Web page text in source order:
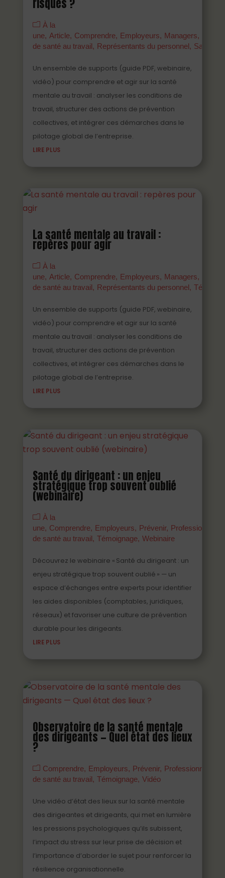
risques ?
À la
une
Article Comprendre Employeurs Managers
de santé au travail
Représentants du personnel Salariés
Un ensemble de supports (guide PDF, webinaire,
vidéo) pour comprendre et agir sur la santé
mentale au travail : analyser les conditions de
travail, structurer des actions de prévention
collectives, et intégrer ces démarches dans le
pilotage global de l’entreprise.
LIRE PLUS
La santé mentale au travail :
repères pour agir
À la
une
Article Comprendre Employeurs Managers
de santé au travail
Représentants du personnel
Un ensemble de supports (guide PDF, webinaire,
vidéo) pour comprendre et agir sur la santé
mentale au travail : analyser les conditions de
travail, structurer des actions de prévention
collectives, et intégrer ces démarches dans le
pilotage global de l’entreprise.
LIRE PLUS
Santé du dirigeant : un enjeu
stratégique trop souvent oublié
(webinaire)
À la
une
Comprendre Employeurs Prévenir
Professionnels
de santé au travail Témoignage Webinaire
Découvrez le webinaire « Santé du dirigeant : un
enjeu stratégique trop souvent oublié » — un
espace d’échanges entre experts pour identifier
les aides disponibles (comptables, juridiques,
réseaux) et favoriser une culture de prévention
durable pour les dirigeants.
LIRE PLUS
Observatoire de la santé mentale
des dirigeants — Quel état des lieux
?
Comprendre Employeurs Prévenir
Professionnels
de santé au travail Témoignage Vidéo
Une vidéo d’état des lieux sur la santé mentale
des dirigeantes et dirigeants, qui met en lumière
les pressions psychologiques qu’ils subissent,
l’impact du stress sur leur prise de décision et
l’importance d’aborder le sujet pour renforcer la
résilience organisationnelle.